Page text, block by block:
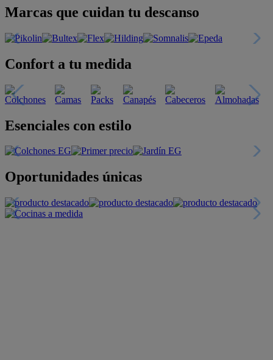
Marcas que cuidan tu descanso
Confort a tu medida
Esenciales con estilo
Oportunidades únicas